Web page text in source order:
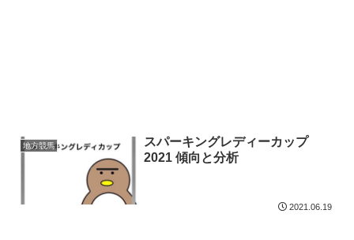
地方競馬
スパーキングレディーカップ
2021 傾向と分析
2021.06.19